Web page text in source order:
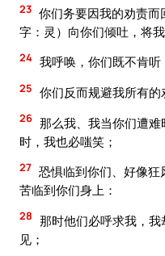
23 你们务要因我的劝责
字：灵）向你们倾吐，将
24 我呼唤，你们既不肯听
25 你们反而规避我所有的
26 那么我、我当你们遭
时，我也必嗤笑；
27 恐惧临到你们、好像
苦临到你们身上：
28 那时他们必呼求我，
见；